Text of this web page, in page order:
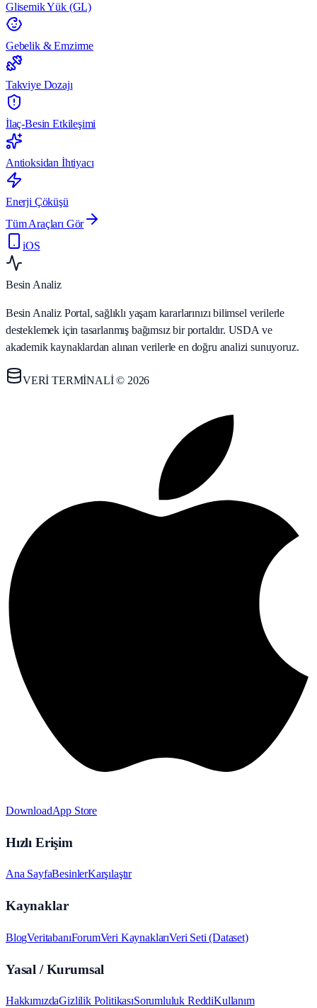
Glisemik Yük (GL)
Gebelik & Emzirme
Takviye Dozajı
İlaç-Besin Etkileşimi
Antioksidan İhtiyacı
Enerji Çöküşü
Tüm Araçları Gör
iOS
Besin Analiz
Besin Analiz Portal, sağlıklı yaşam kararlarınızı bilimsel verilerle
desteklemek için tasarlanmış bağımsız bir portaldır. USDA ve
akademik kaynaklardan alınan verilerle en doğru analizi sunuyoruz.
VERİ TERMİNALİ © 2026
DownloadApp Store
Hızlı Erişim
Ana SayfaBesinlerKarşılaştır
Kaynaklar
BlogVeritabanıForumVeri KaynaklarıVeri Seti (Dataset)
Yasal / Kurumsal
HakkımızdaGizlilik PolitikasıSorumluluk ReddiKullanım